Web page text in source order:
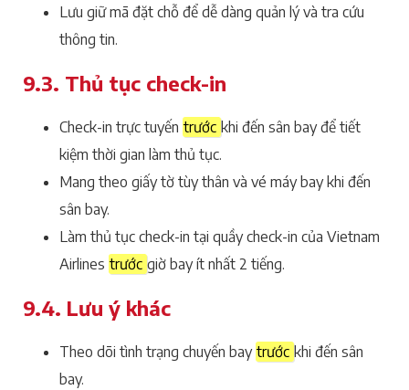
Lưu giữ mã đặt chỗ để dễ dàng quản lý và tra cứu
thông tin.
9.3. Thủ tục check-in
Check-in trực tuyến trước khi đến sân bay để tiết
kiệm thời gian làm thủ tục.
Mang theo giấy tờ tùy thân và vé máy bay khi đến
sân bay.
Làm thủ tục check-in tại quầy check-in của Vietnam
Airlines trước giờ bay ít nhất 2 tiếng.
9.4. Lưu ý khác
Theo dõi tình trạng chuyến bay trước khi đến sân
bay.